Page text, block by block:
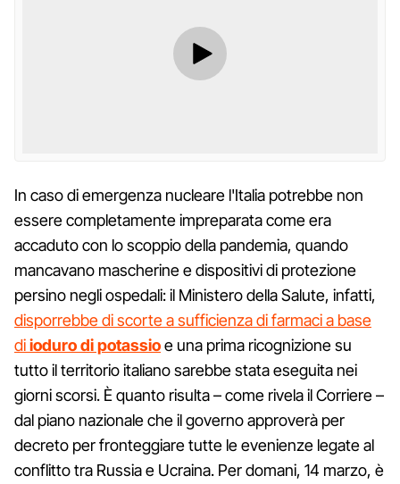
In caso di emergenza nucleare l'Italia potrebbe non
essere completamente impreparata come era
accaduto con lo scoppio della pandemia, quando
mancavano mascherine e dispositivi di protezione
persino negli ospedali: il Ministero della Salute, infatti,
disporrebbe di scorte a sufficienza di farmaci a base
diioduro di potassioe una prima ricognizione su
tutto il territorio italiano sarebbe stata eseguita nei
giorni scorsi. È quanto risulta – come rivela il Corriere –
dal piano nazionale che il governo approverà per
decreto per fronteggiare tutte le evenienze legate al
conflitto tra Russia e Ucraina. Per domani, 14 marzo, è